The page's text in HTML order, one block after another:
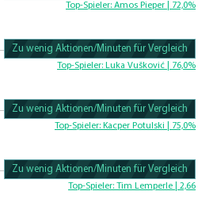
Top-Spieler: Amos Pieper | 72,0%
100.41493775934% Complete
Zu wenig Aktionen/Minuten für Vergleich
Top-Spieler: Luka Vušković | 76,0%
100.39682539683% Complete
Zu wenig Aktionen/Minuten für Vergleich
Top-Spieler: Kacper Potulski | 75,0%
100.4% Complete
Zu wenig Aktionen/Minuten für Vergleich
Top-Spieler: Tim Lemperle | 2,66